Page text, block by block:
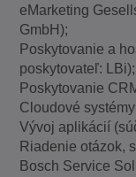
eMarketing
GmbH);
Poskytovanie a
poskytovateľ: LBi);
Poskytovanie
Cloudové
Vývoj aplikácií
Riadenie otázok,
Bosch Service